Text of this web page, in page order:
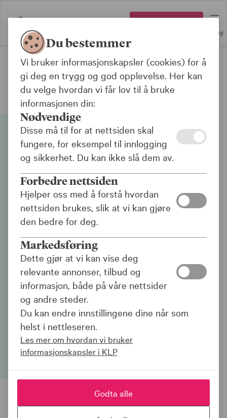
Meny
Om KLP
Norges største
pensjonsselskap
KLP (Kommunal landspensjonskasse) ble
til for å gi kommuneansatte en
pensjonsordning som de ellers ikke
kunne få - en ordning som ville trygge
alderdommen deres.
Du bestemmer
Vi bruker informasjonskapsler (cookies) for å
gi deg en trygg og god opplevelse. Her kan
du velge hvordan vi får lov til å bruke
informasjonen din:
Nødvendige
Disse må til for at nettsiden skal
fungere, for eksempel til innlogging
og sikkerhet. Du kan ikke slå dem av.
Forbedre nettsiden
Hjelper oss med å forstå hvordan
nettsiden brukes, slik at vi kan gjøre
den bedre for deg.
Markedsføring
Dette gjør at vi kan vise deg
relevante annonser, tilbud og
informasjon, både på våre nettsider
og andre steder.
Du kan endre innstillingene dine når som
helst i nettleseren.
Les mer om hvordan vi bruker
informasjonskapsler i KLP
Godta alle